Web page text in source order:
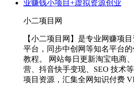
小二项目网
【小二项目网】是专业网赚项
平台，同步中创网等知名平台的
教程。 网站每日更新淘宝电商
营、抖音快手变现、SEO 技术
项目资源，汇集全网知识付费